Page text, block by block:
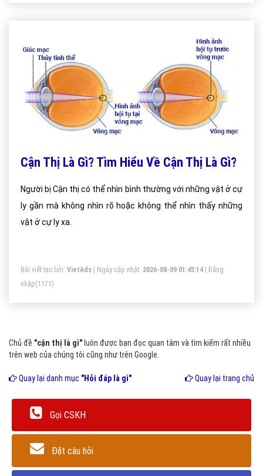
thông tin.
Cận Thị Là Gì? Tìm Hiểu Về Cận Thị Là Gì?
Người bị Cận thị có thể nhìn bình thường với những vật ở cự
ly gần mà không nhìn rõ hoặc không thể nhìn thấy những
vật ở cự ly xa.
Bài viết tạo bởi: VietAds | Ngày cập nhật: 2026-08-09 01:45:14
Đăng
nhập(1171)
Chủ đề "cận thị là gì" luôn được bạn đọc quan tâm và tìm kiếm rất nhiều
trên web của chúng tôi cũng như trên Google.
Quay lại danh mục "Hỏi đáp là gì" Quay lại trang chủ
Gọi CSKH
Đặt câu hỏi